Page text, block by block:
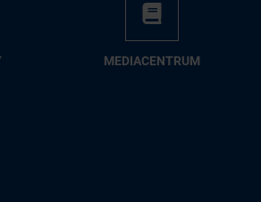
ME­DIA­CEN­TRUM